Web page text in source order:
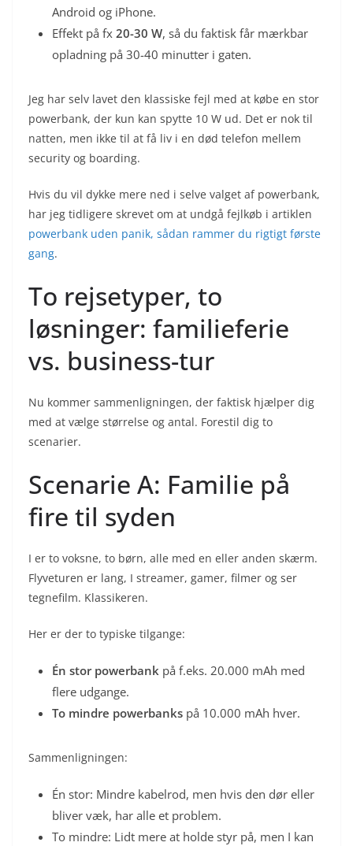
Android og iPhone.
Effekt på fx 20-30 W, så du faktisk får mærkbar
opladning på 30-40 minutter i gaten.
Jeg har selv lavet den klassiske fejl med at købe en stor
powerbank, der kun kan spytte 10 W ud. Det er nok til
natten, men ikke til at få liv i en død telefon mellem
security og boarding.
Hvis du vil dykke mere ned i selve valget af powerbank,
har jeg tidligere skrevet om at undgå fejlkøb i artiklen
powerbank uden panik, sådan rammer du rigtigt første
gang.
To rejsetyper, to
løsninger: familieferie
vs. business-tur
Nu kommer sammenligningen, der faktisk hjælper dig
med at vælge størrelse og antal. Forestil dig to
scenarier.
Scenarie A: Familie på
fire til syden
I er to voksne, to børn, alle med en eller anden skærm.
Flyveturen er lang, I streamer, gamer, filmer og ser
tegnefilm. Klassikeren.
Her er der to typiske tilgange:
Én stor powerbank på f.eks. 20.000 mAh med
flere udgange.
To mindre powerbanks på 10.000 mAh hver.
Sammenligningen:
Én stor: Mindre kabelrod, men hvis den dør eller
bliver væk, har alle et problem.
To mindre: Lidt mere at holde styr på, men I kan